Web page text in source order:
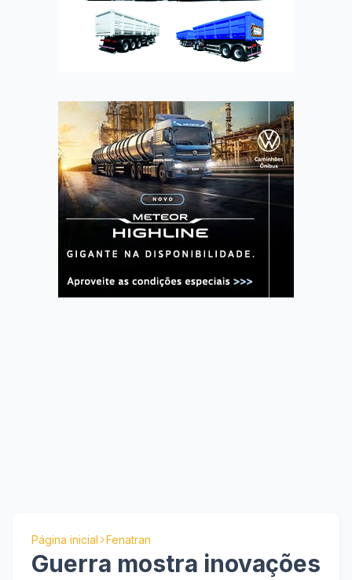
Página inicial Fenatran
Guerra mostra inovações